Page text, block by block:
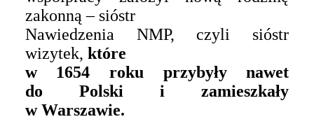
zakonną – sióstr
Nawiedzenia NMP, czyli sióstr
wizytek, które
w 1654 roku przybyły nawet
do Polski i zamieszkały
w Warszawie.